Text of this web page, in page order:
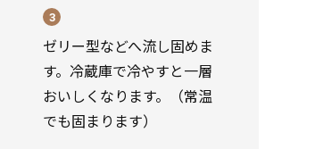
3
ゼリー型などへ流し固めま
す。冷蔵庫で冷やすと一層
おいしくなります。（常温
でも固まります）